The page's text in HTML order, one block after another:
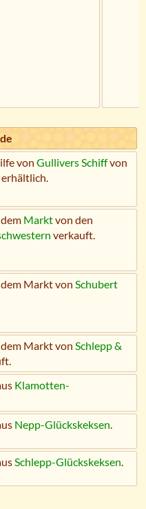
von Gullivers Schiffvon
Marktvon den
verkauft.
Markt von Schubert
Markt von Schlepp &
Klamotten-
Nepp-Glückskeksen.
Schlepp-Glückskeksen.